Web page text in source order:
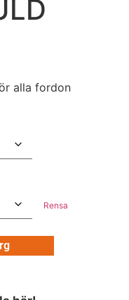
alla fordon
Rensa